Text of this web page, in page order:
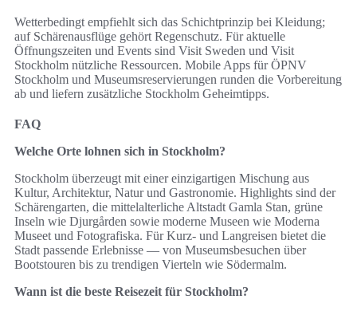
Wetterbedingt empfiehlt sich das Schichtprinzip bei Kleidung;
auf Schärenausflüge gehört Regenschutz. Für aktuelle
Öffnungszeiten und Events sind Visit Sweden und Visit
Stockholm nützliche Ressourcen. Mobile Apps für ÖPNV
Stockholm und Museumsreservierungen runden die Vorbereitung
ab und liefern zusätzliche Stockholm Geheimtipps.
FAQ
Welche Orte lohnen sich in Stockholm?
Stockholm überzeugt mit einer einzigartigen Mischung aus
Kultur, Architektur, Natur und Gastronomie. Highlights sind der
Schärengarten, die mittelalterliche Altstadt Gamla Stan, grüne
Inseln wie Djurgården sowie moderne Museen wie Moderna
Museet und Fotografiska. Für Kurz- und Langreisen bietet die
Stadt passende Erlebnisse — von Museumsbesuchen über
Bootstouren bis zu trendigen Vierteln wie Södermalm.
Wann ist die beste Reisezeit für Stockholm?